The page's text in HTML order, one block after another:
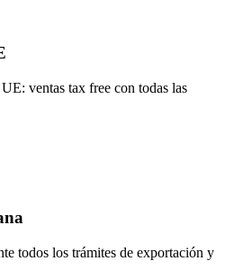
ventas tax free con todas las
todos los trámites de exportación y